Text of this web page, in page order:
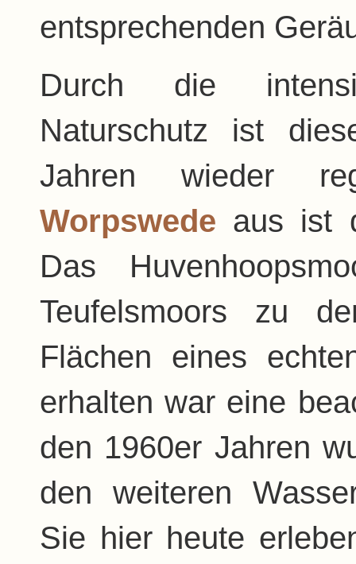
entsprechenden
Durch die
Naturschutz ist
Jahren wieder
Worpswede aus ist
Das
Teufelsmoors zu
Flächen eines
erhalten war eine
den 1960er Jahren
den weiteren
Sie hier heute